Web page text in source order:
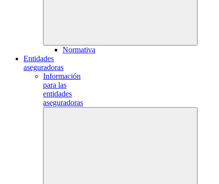
Normativa
Entidades
aseguradoras
Información
para las
entidades
aseguradoras